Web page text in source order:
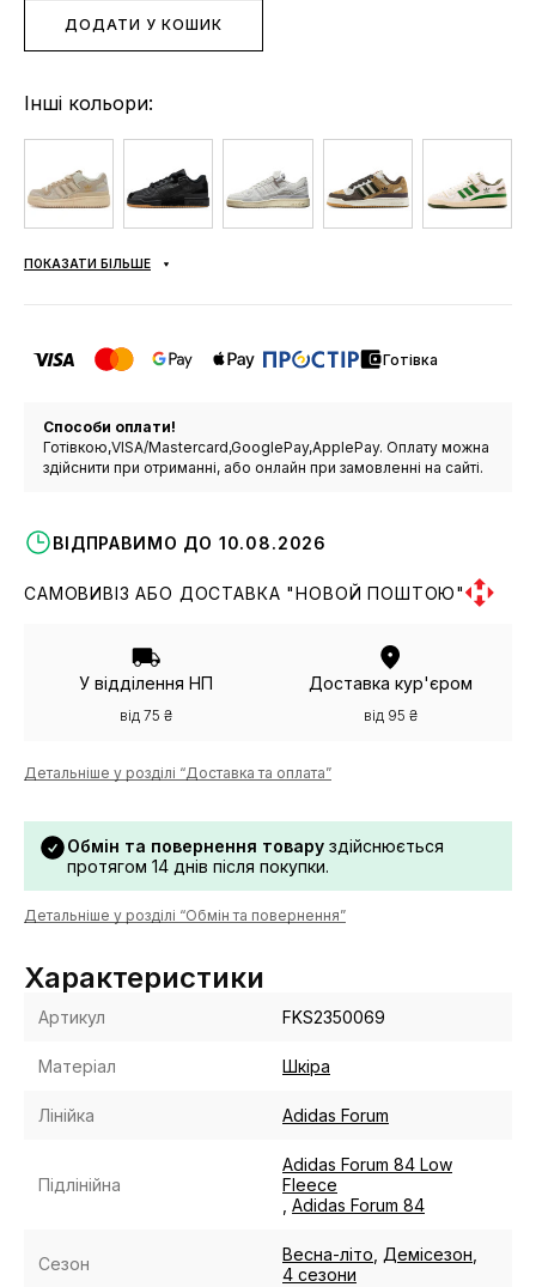
ДОДАТИ У КОШИК
Інші кольори:
ПОКАЗАТИ БІЛЬШЕ
Готівка
Способи оплати!
Готівкою,VISA/Mastercard,GooglePay,ApplePay. Оплату можна
здійснити при отриманні, або онлайн при замовленні на сайті.
ВІДПРАВИМО ДО 10.08.2026
САМОВИВІЗ АБО ДОСТАВКА "НОВОЙ ПОШТОЮ"
У відділення НП
від 75 ₴
Доставка кур'єром
від 95 ₴
Детальніше у розділі “Доставка та оплата”
Обмін та повернення товару здійснюється
протягом 14 днів після покупки.
Детальніше у розділі “Обмін та повернення”
Характеристики
Артикул FKS2350069
Матеріал Шкіра
Лінійка Adidas Forum
Підлінійна
Adidas Forum 84 Low
Fleece
Adidas Forum 84
Сезон Весна-літо Демісезон
4 сезони